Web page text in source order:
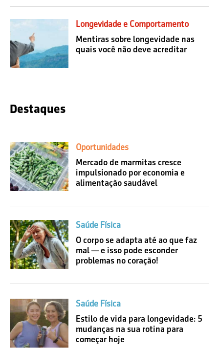
Longevidade e Comportamento
Mentiras sobre longevidade nas
quais você não deve acreditar
Destaques
Oportunidades
Mercado de marmitas cresce
impulsionado por economia e
alimentação saudável
Saúde Física
O corpo se adapta até ao que faz
mal — e isso pode esconder
problemas no coração!
Saúde Física
Estilo de vida para longevidade: 5
mudanças na sua rotina para
começar hoje